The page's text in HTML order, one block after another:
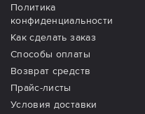
Политика
конфиденциальности
Как сделать заказ
Способы оплаты
Возврат средств
Прайс-листы
Условия доставки